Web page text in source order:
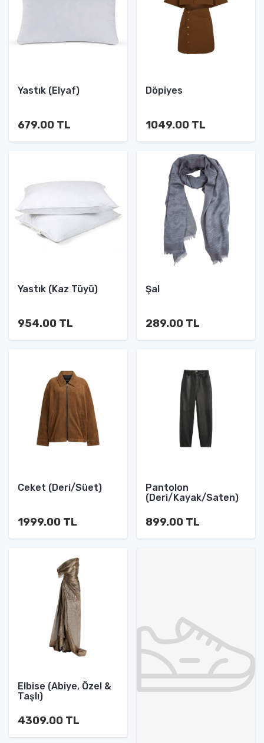
Yastık (Elyaf)
679.00 TL
Döpiyes
1049.00 TL
Yastık (Kaz Tüyü)
954.00 TL
Şal
289.00 TL
Ceket (Deri/Süet)
1999.00 TL
Pantolon
(Deri/Kayak/Saten)
899.00 TL
Elbise (Abiye, Özel &
Taşlı)
4309.00 TL